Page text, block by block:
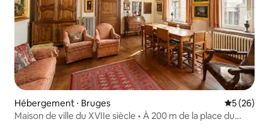
Hébergement ⋅ Bruges
5 (26)
Maison de ville du XVIIe siècle • À 200 m de la place du